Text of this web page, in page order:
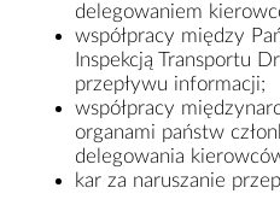
delegowaniem
współpracy między
Inspekcją Transportu
przepływu informacji;
współpracy
organami państw
delegowania
kar za naruszanie